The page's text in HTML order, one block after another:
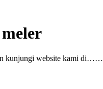
kunjungi website